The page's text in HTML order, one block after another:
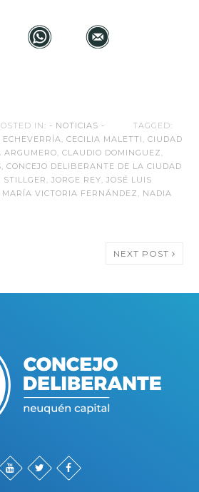
IN: - NOTICIAS -
TAGGED:
ECHEVERRÍA,CECILIA MALETTI ,CIUDAD
ARGUMERO,CLAUDIO DOMINGUEZ ,
,CONCEJO DELIBERANTE DE LA CIUDAD
STILLGER ,JORGE REY,JOSÉ LUIS
MARÍA VICTORIA FERNÁNDEZ , NADIA
NEXT POST